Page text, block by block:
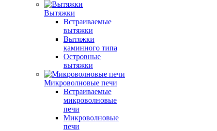
Вытяжки
Встраиваемые
вытяжки
Вытяжки
каминного типа
Островные
вытяжки
Микроволновые печи
Встраиваемые
микроволновые
печи
Микроволновые
печи